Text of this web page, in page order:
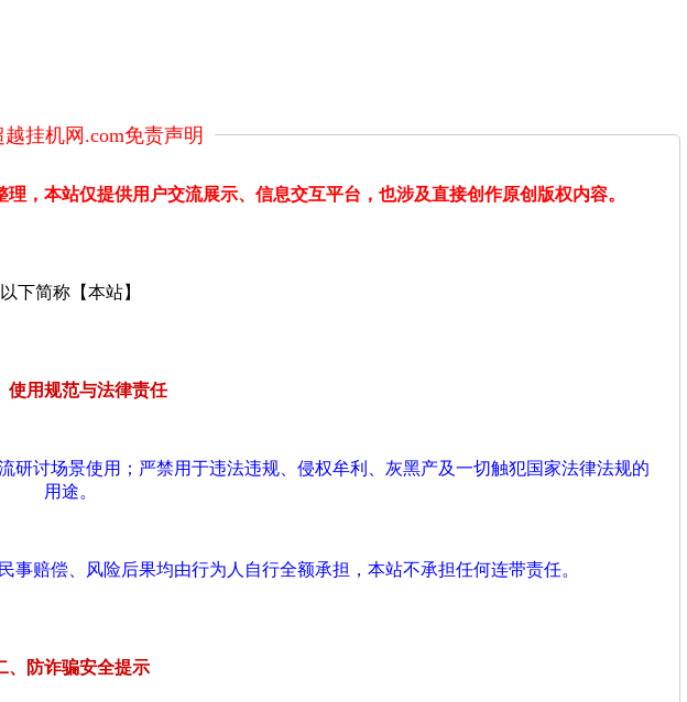
越挂机网.com免责声明
，本站仅提供用户交流展示、信息交互平台，也涉及直接创作原创版权内容。
以下简称【本站】
使用规范与法律责任
研讨场景使用；严禁用于违法违规、侵权牟利、灰黑产及一切触犯国家法律法规的
用途。
赔偿、风险后果均由行为人自行全额承担，本站不承担任何连带责任。
、防诈骗安全提示